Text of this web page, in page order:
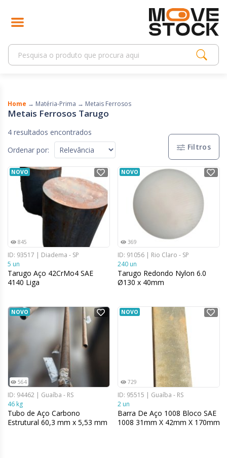
Home → Matéria-Prima → Metais Ferrosos
Metais Ferrosos Tarugo
4 resultados encontrados
Ordenar por:
Filtros
NOVO
845
ID: 93517 | Diadema - SP
5 un
Tarugo Aço 42CrMo4 SAE
4140 Liga
NOVO
369
ID: 91056 | Rio Claro - SP
240 un
Tarugo Redondo Nylon 6.0
Ø130 x 40mm
NOVO
564
ID: 94462 | Guaíba - RS
46 kg
Tubo de Aço Carbono
Estrutural 60,3 mm x 5,53 mm
NOVO
729
ID: 95515 | Guaíba - RS
2 un
Barra De Aço 1008 Bloco SAE
1008 31mm X 42mm X 170mm